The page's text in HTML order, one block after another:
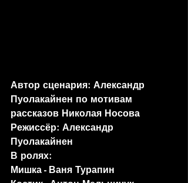
Автор сценария: Александр
Пуолакайнен по мотивам
рассказов Николая Носова
Режиссёр: Александр
Пуолакайнен
В ролях:
Мишка - Ваня Турапин